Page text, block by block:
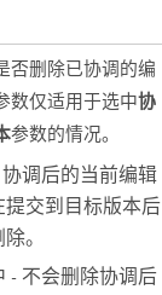
否删除已协调的编
数仅适用于选中协
参数的情况。
调后的当前编辑
提交到目标版本后
。
- 不会删除协调后